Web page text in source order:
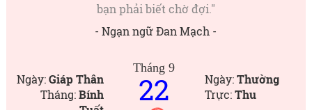
bạn phải biết chờ đợi."
- Ngạn ngữ Đan Mạch -
Ngày:Giáp Thân
Tháng:Bính
Tháng 9
22 Ngày:Thường
Trực:Thu